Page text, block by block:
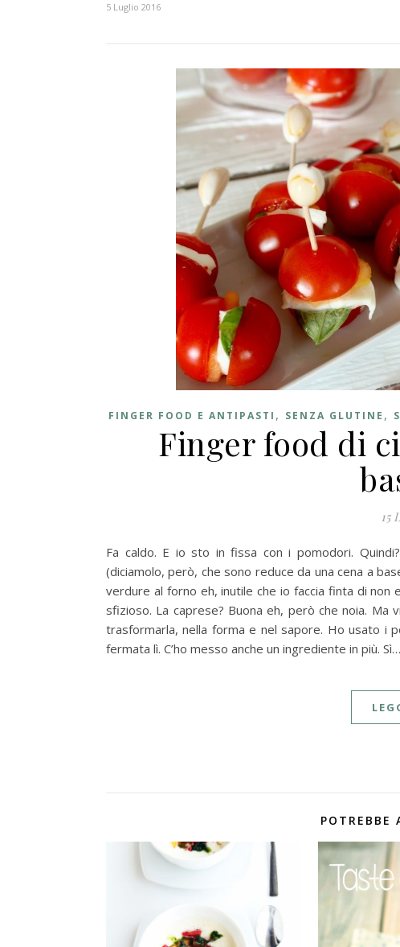
5 Luglio 2016
FINGER FOOD E ANTIPASTI , SENZA GLUTINE ,
Finger food di
15
Fa caldo. E io sto in fissa con i pomodori.
(diciamolo, però, che sono reduce da una cena a
verdure al forno eh, inutile che io faccia finta di
sfizioso. La caprese? Buona eh, però che noia.
trasformarla, nella forma e nel sapore. Ho usato i
fermata lì. C’ho messo anche un ingrediente in più. Sì…
POTREBBE